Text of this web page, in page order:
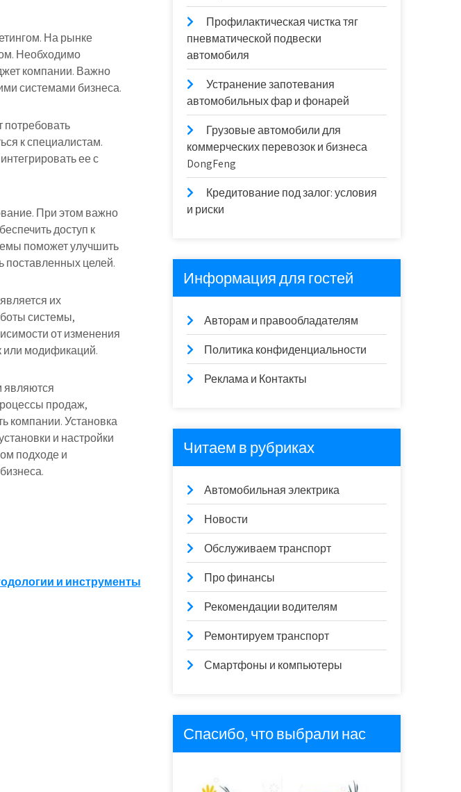
На рынке
Необходимо
компании. Важно
системами бизнеса.
потребовать
к специалистам.
ее с
При этом важно
доступ к
поможет улучшить
поставленных целей.
их
системы,
от изменения
или модификаций.
являются
продаж,
компании. Установка
и настройки
подходе и
и инструменты
Профилактическая чистка тяг
пневматической подвески
автомобиля
Устранение запотевания
автомобильных фар и фонарей
Грузовые автомобили для
коммерческих перевозок и бизнеса
DongFeng
Кредитование под залог: условия
и риски
Информация для гостей
Авторам и правообладателям
Политика конфиденциальности
Реклама и Контакты
Читаем в рубриках
Автомобильная электрика
Новости
Обслуживаем транспорт
Про финансы
Рекомендации водителям
Ремонтируем транспорт
Смартфоны и компьютеры
Спасибо, что выбрали нас